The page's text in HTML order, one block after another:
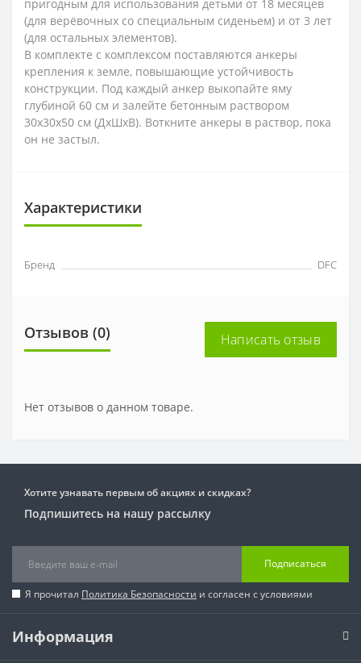
пригодным для использования детьми от 18 месяцев
(для верёвочных со специальным сиденьем) и от 3 лет
(для остальных элементов).
В комплекте с комплексом поставляются анкеры
крепления к земле, повышающие устойчивость
конструкции. Под каждый анкер выкопайте яму
глубиной 60 см и залейте бетонным раствором
30x30x50 см (ДxШxВ). Воткните анкеры в раствор, пока
он не застыл.
Характеристики
Бренд DFC
Отзывов (0) Написать отзыв
Нет отзывов о данном товаре.
Хотите узнавать первым об акциях и скидках?
Подпишитесь на нашу рассылку
Подписаться
Я прочитал Политика Безопасности и согласен с условиями
Информация